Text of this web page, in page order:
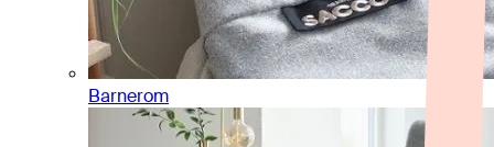
Barnerom